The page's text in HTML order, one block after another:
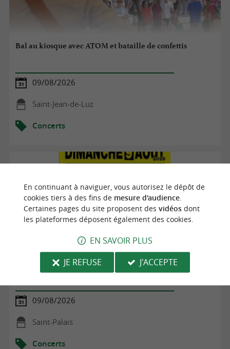
Bal au kiosque avec ATOM et bataille de confettis
09/08/2026
Saint-Jean-de-Luz
Concerts
Concert d'orgue
09/08/2026
Saint-Palais
Concerts
En continuant à naviguer, vous autorisez le dépôt de
cookies tiers à des fins de mesure d'audience.
Certaines pages du site proposent des vidéosdont
les plateformes déposent également des cookies.
EN SAVOIR PLUS
JE REFUSE
J'ACCEPTE